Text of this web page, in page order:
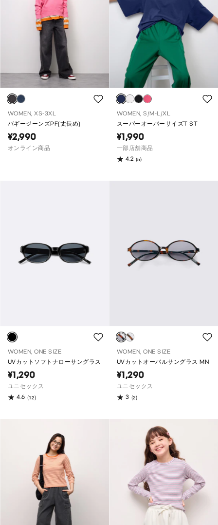
WOMEN, XS-3XL
バギージーンズPF(丈長め)
¥2,990
オンライン商品
WOMEN, S/M-L/XL
スーパーオーバーサイズT ST
¥1,990
一部店舗商品
4.2 (5)
WOMEN, ONE SIZE
UVカットソフトナローサングラス
¥1,290
ユニセックス
4.6 (12)
WOMEN, ONE SIZE
UVカットオーバルサングラス MN
¥1,290
ユニセックス
3 (2)